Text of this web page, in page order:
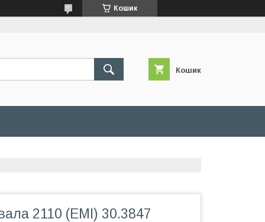
Кошик
Кошик
2110 (ЕМІ) 30.3847